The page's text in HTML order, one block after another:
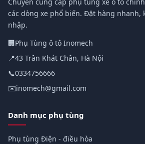
các dòng xe phổ biến. Đặt hàng nhanh,
nhập.
🏢Phụ Tùng ô tô Inomech
📍43 Trần Khát Chân, Hà Nội
📞0334756666
✉️inomech@gmail.com
Danh mục phụ tùng
Phụ tùng Điện - điều hòa